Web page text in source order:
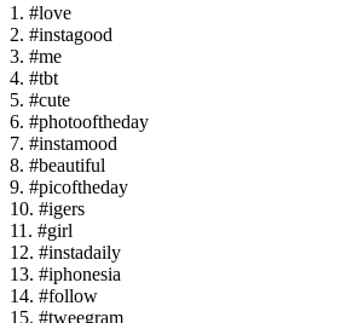
1. #love
2. #instagood
3. #me
4. #tbt
5. #cute
6. #photooftheday
7. #instamood
8. #beautiful
9. #picoftheday
10. #igers
11. #girl
12. #instadaily
13. #iphonesia
14. #follow
15. #tweegram